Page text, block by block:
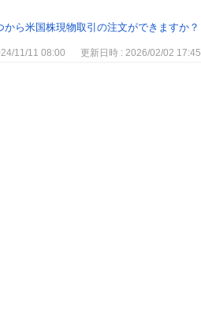
ら米国株現物取引の注文ができますか？
11/11 08:00 更新日時 : 2026/02/02 17:45